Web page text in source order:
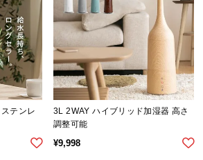
テンレ
3L 2WAY ハイブリッド加湿器 高さ
調整可能
¥9,998